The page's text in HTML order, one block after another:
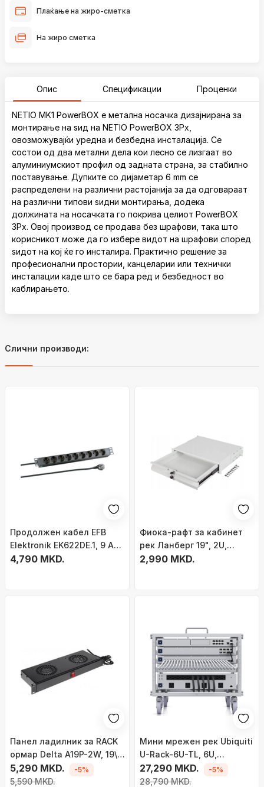
Плаќање на жиро-сметка
На жиро сметка
Опис Спецификации Проценки
NETIO MK1 PowerBOX е метална носачка дизајнирана за
монтирање на ѕид на NETIO PowerBOX 3Px,
овозможувајќи уредна и безбедна инсталација. Се
состои од два метални дела кои лесно се лизгаат во
алуминиумскиот профил од задната страна, за стабилно
поставување. Дупките со дијаметар 6 mm се
распределени на различни растојанија за да одговараат
на различни типови ѕидни монтирања, додека
должината на носачката го покрива целиот PowerBOX
3Px. Овој производ се продава без шрафови, така што
корисникот може да го избере видот на шрафови според
ѕидот на кој ќе го инсталира. Практично решение за
професионални простории, канцеларии или технички
инсталации каде што се бара ред и безбедност во
каблирањето.
Слични производи:
Продолжен кабел EFB
Elektronik EK622DE.1, 9 AC
излези, 2 m, црн
4,790 MKD.
Фиока-рафт за кабинет
рек Ланберг 19", 2U,
483x360mm, 90kg, сива
2,990 MKD.
Панел ладилник за RACK
ормар Delta A19P-2W, 19\",
1U, црн
5,290 MKD.
5,590 MKD.
-5%
Мини мрежен рек Ubiquiti
U-Rack-6U-TL, 6U,
монтирање без алат, сив
27,290 MKD.
28,790 MKD.
-5%